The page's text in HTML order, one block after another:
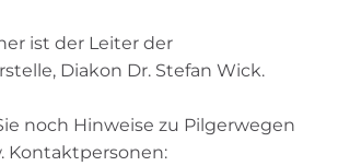
ist der Leiter der
Diakon Dr. Stefan Wick.
noch Hinweise zu Pilgerwegen
Kontaktpersonen: